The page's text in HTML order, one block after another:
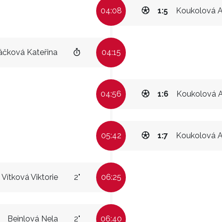
04:08 Koukolová
1:5
Kateřina 04:15
04:56 Koukolová
1:6
05:42 Koukolová
1:7
Vítková Viktorie 2" 06:25
Beinlová Nela 2" 06:40